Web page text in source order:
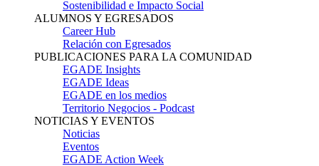
Sostenibilidad e Impacto Social
ALUMNOS Y EGRESADOS
Career Hub
Relación con Egresados
PUBLICACIONES PARA LA COMUNIDAD
EGADE Insights
EGADE Ideas
EGADE en los medios
Territorio Negocios - Podcast
NOTICIAS Y EVENTOS
Noticias
Eventos
EGADE Action Week